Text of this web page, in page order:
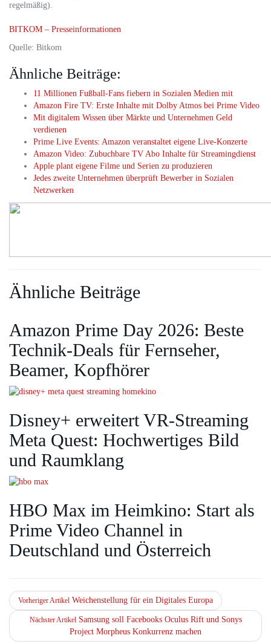
regelmäßig).
BITKOM – Presseinformationen
Quelle: Bitkom
Ähnliche Beiträge:
11 Millionen Fußball-Fans fiebern in Sozialen Medien mit
Amazon Fire TV: Erste Inhalte mit Dolby Atmos bei Prime Video
Mit digitalem Wissen über Märkte und Unternehmen Geld
verdienen
Prime Live Events: Amazon veranstaltet eigene Live-Konzerte
Amazon Video: Zubuchbare TV Abo Inhalte für Streamingdienst
Apple plant eigene Filme und Serien zu produzieren
Jedes zweite Unternehmen überprüft Bewerber in Sozialen
Netzwerken
Ähnliche Beiträge
Amazon Prime Day 2026: Beste
Technik-Deals für Fernseher,
Beamer, Kopfhörer
Disney+ erweitert VR‑Streaming
Meta Quest: Hochwertiges Bild
und Raumklang
HBO Max im Heimkino: Start als
Prime Video Channel in
Deutschland und Österreich
Vorheriger Artikel Weichenstellung für ein Digitales Europa
Nächster ArtikelSamsung soll Facebooks Oculus Rift und Sonys
Project Morpheus Konkurrenz machen